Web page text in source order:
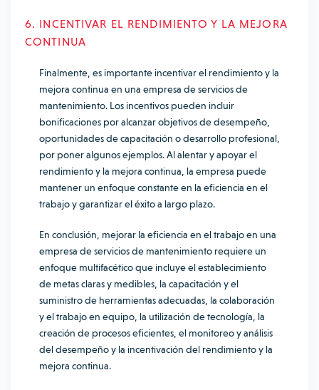
6. INCENTIVAR EL RENDIMIENTO Y LA MEJORA
CONTINUA
Finalmente, es importante incentivar el rendimiento y la
mejora continua en una empresa de servicios de
mantenimiento. Los incentivos pueden incluir
bonificaciones por alcanzar objetivos de desempeño,
oportunidades de capacitación o desarrollo profesional,
por poner algunos ejemplos. Al alentar y apoyar el
rendimiento y la mejora continua, la empresa puede
mantener un enfoque constante en la eficiencia en el
trabajo y garantizar el éxito a largo plazo.
En conclusión, mejorar la eficiencia en el trabajo en una
empresa de servicios de mantenimiento requiere un
enfoque multifacético que incluye el establecimiento
de metas claras y medibles, la capacitación y el
suministro de herramientas adecuadas, la colaboración
y el trabajo en equipo, la utilización de tecnología, la
creación de procesos eficientes, el monitoreo y análisis
del desempeño y la incentivación del rendimiento y la
mejora continua.